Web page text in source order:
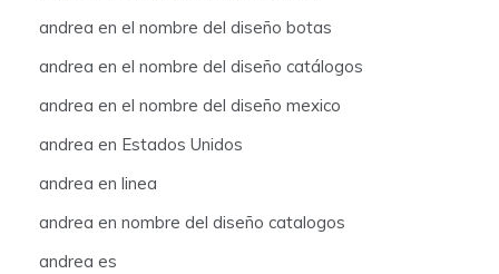
andrea en el nombre del diseño botas
andrea en el nombre del diseño catálogos
andrea en el nombre del diseño mexico
andrea en Estados Unidos
andrea en linea
andrea en nombre del diseño catalogos
andrea es